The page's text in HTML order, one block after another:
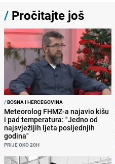
/ Pročitajte još
/BOSNA I HERCEGOVINA
Meteorolog FHMZ-a najavio kišu
i pad temperatura: "Jedno od
najsvježijih ljeta posljednjih
godina"
PRIJE OKO 20H